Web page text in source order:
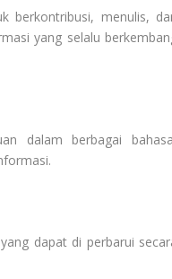
berkontribusi, menulis,
yang selalu
dalam berbagai
dapat di perbarui